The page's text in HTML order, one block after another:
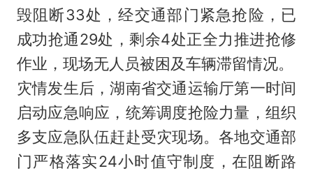
毁阻断33处，经交通部门紧急抢险，已
成功抢通29处，剩余4处正全力推进抢修
作业，现场无人员被困及车辆滞留情况。
灾情发生后，湖南省交通运输厅第一时间
启动应急响应，统筹调度抢险力量，组织
多支应急队伍赶赴受灾现场。各地交通部
门严格落实24小时值守制度，在阻断路